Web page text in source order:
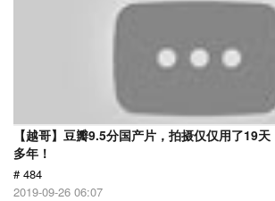
【越哥】豆瓣9.5分国产片，拍摄仅仅用了19
多年！
# 484
2019-09-26 06:07